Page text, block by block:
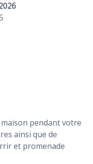
pendant votre
ainsi que de
et promenade